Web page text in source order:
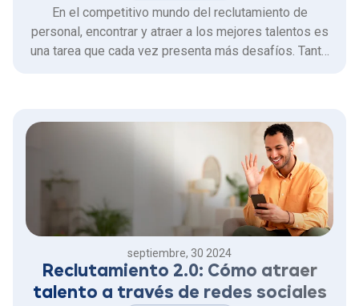
En el competitivo mundo del reclutamiento de
personal, encontrar y atraer a los mejores talentos es
una tarea que cada vez presenta más desafíos. Tanto
septiembre, 30 2024
Reclutamiento 2.0: Cómo atraer
talento a través de redes sociales